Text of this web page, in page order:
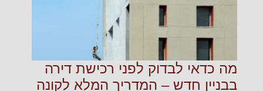
מה כדאי לבדוק לפני רכישת דירה
בבניין חדש – המדריך המלא לקונה